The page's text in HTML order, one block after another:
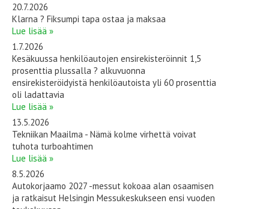
20.7.2026
Klarna ? Fiksumpi tapa ostaa ja maksaa
Lue lisää »
1.7.2026
Kesäkuussa henkilöautojen ensirekisteröinnit 1,5
prosenttia plussalla ? alkuvuonna
ensirekisteröidyistä henkilöautoista yli 60 prosenttia
oli ladattavia
Lue lisää »
13.5.2026
Tekniikan Maailma - Nämä kolme virhettä voivat
tuhota turboahtimen
Lue lisää »
8.5.2026
Autokorjaamo 2027 -messut kokoaa alan osaamisen
ja ratkaisut Helsingin Messukeskukseen ensi vuoden